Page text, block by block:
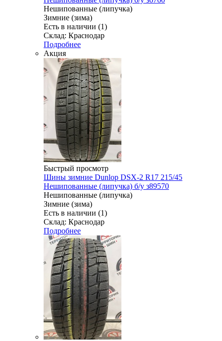
Нешипованные (липучка)
Зимние (зима)
Есть в наличии (1)
Склад: Краснодар
Подробнее
Акция
Быстрый просмотр
Шины зимние Dunlop DSX-2 R17 215/45
Нешипованные (липучка) б/у з89570
Нешипованные (липучка)
Зимние (зима)
Есть в наличии (1)
Склад: Краснодар
Подробнее